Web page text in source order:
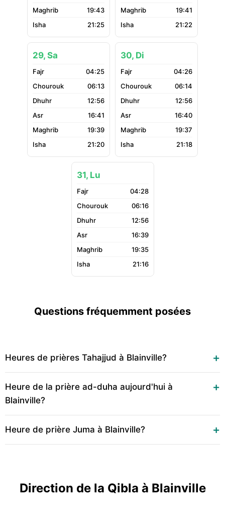
19:43
21:25
19:41
21:22
29, Sa
04:25
06:13
12:56
16:41
19:39
21:20
30, Di
04:26
06:14
12:56
16:40
19:37
21:18
31, Lu
04:28
06:16
12:56
16:39
19:35
21:16
Questions fréquemment posées
Heures de prières Tahajjud à Blainville?
Heure de la prière ad-duha aujourd'hui à
Blainville?
Heure de prière Juma à Blainville?
Direction de la Qibla à Blainville